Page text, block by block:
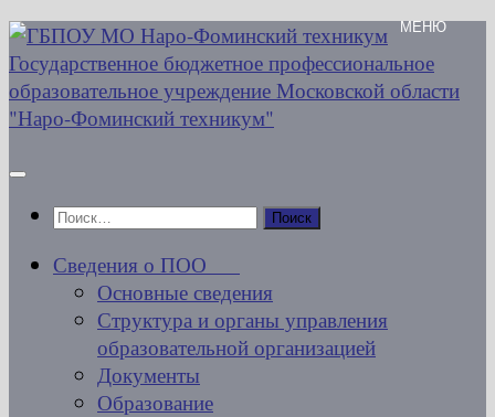
Перейти
к
содержимому
Найти:
Сведения о ПОО
Основные сведения
Структура и органы управления
образовательной организацией
Документы
Образование